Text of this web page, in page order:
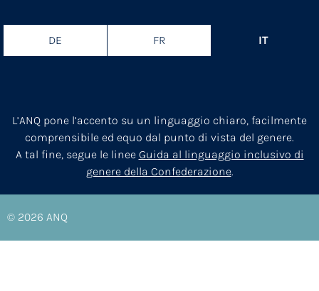
DE FR IT
L’ANQ pone l’accento su un linguaggio chiaro, facilmente
comprensibile ed equo dal punto di vista del genere.
A tal fine, segue le linee Guida al linguaggio inclusivo di
genere della Confederazione.
© 2026 ANQ